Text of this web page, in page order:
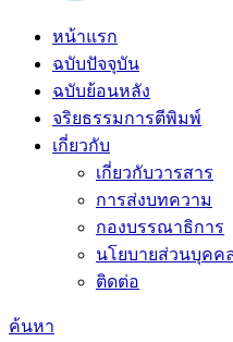
หน้าแรก
ฉบับปัจจุบัน
ฉบับย้อนหลัง
จริยธรรมการตีพิมพ์
เกี่ยวกับ
เกี่ยวกับวารสาร
การส่งบทความ
กองบรรณาธิการ
นโยบายส่วนบุคค
ติดต่อ
ค้นหา